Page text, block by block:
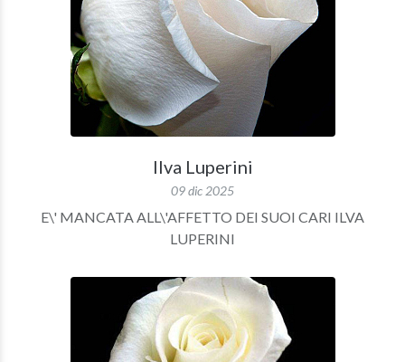
Ilva Luperini
09 dic 2025
E\' MANCATA ALL\'AFFETTO DEI SUOI CARI ILVA
LUPERINI